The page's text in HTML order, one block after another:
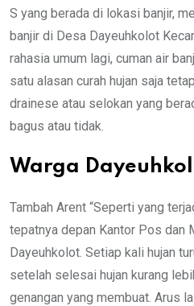
S yang berada di lokasi banjir,
banjir di Desa Dayeuhkolot
rahasia umum lagi, cuman air
satu alasan curah hujan saja
drainese atau selokan yang
bagus atau tidak.
Warga
Tambah Arent “Seperti yang
tepatnya depan Kantor Pos dan
Dayeuhkolot. Setiap kali hujan
setelah selesai hujan kurang
genangan yang membuat. Arus